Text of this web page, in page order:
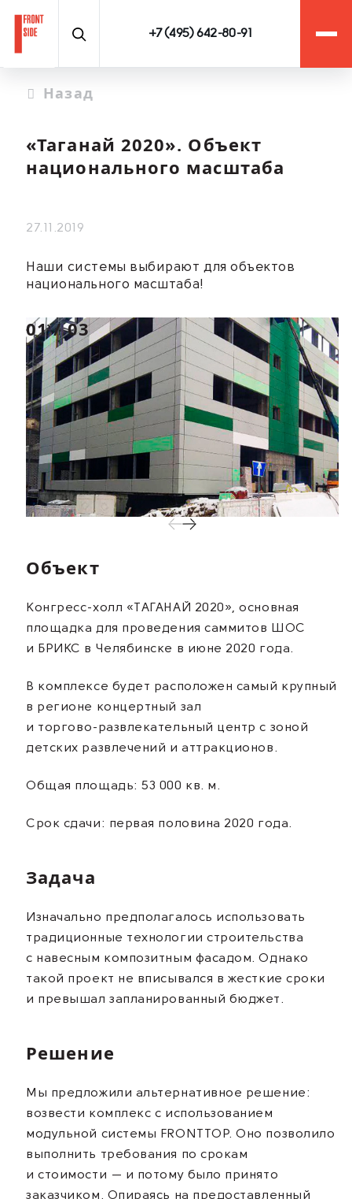
+7 (495) 642-80-91
Назад
«Таганай 2020». Объект
национального масштаба
27.11.2019
Наши системы выбирают для объектов
национального масштаба!
01/03
Объект
Конгресс-холл «ТАГАНАЙ 2020», основная
площадка для проведения саммитов ШОС
и БРИКС в Челябинске в июне 2020 года.
В комплексе будет расположен самый крупный
в регионе концертный зал
и торгово-развлекательный центр с зоной
детских развлечений и аттракционов.
Общая площадь: 53 000 кв. м.
Срок сдачи: первая половина 2020 года.
Задача
Изначально предполагалось использовать
традиционные технологии строительства
с навесным композитным фасадом. Однако
такой проект не вписывался в жесткие сроки
и превышал запланированный бюджет.
Решение
Мы предложили альтернативное решение:
возвести комплекс с использованием
модульной системы FRONTTOP. Оно позволило
выполнить требования по срокам
и стоимости — и потому было принято
заказчиком. Опираясь на предоставленный